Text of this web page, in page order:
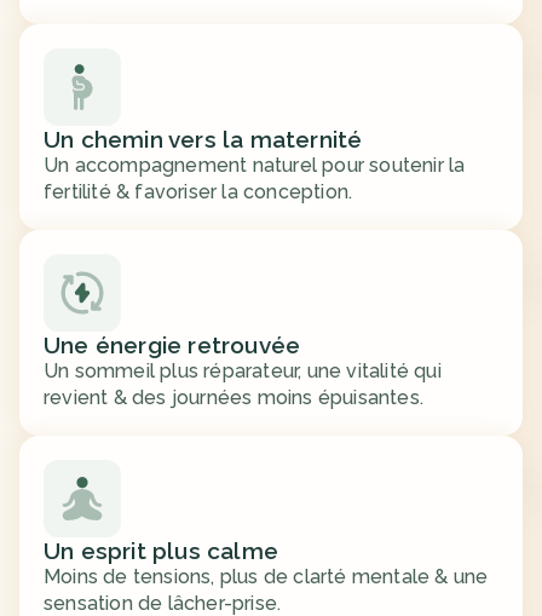
Un chemin vers la maternité
Un accompagnement naturel pour soutenir la
fertilité & favoriser la conception.
Une énergie retrouvée
Un sommeil plus réparateur, une vitalité qui
revient & des journées moins épuisantes.
Un esprit plus calme
Moins de tensions, plus de clarté mentale & une
sensation de lâcher-prise.